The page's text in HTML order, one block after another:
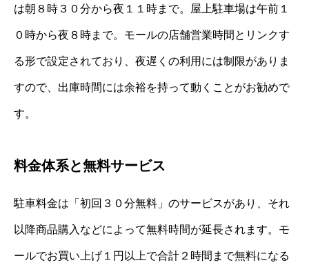
は朝８時３０分から夜１１時まで。屋上駐車場は午前１
０時から夜８時まで。モールの店舗営業時間とリンクす
る形で設定されており、夜遅くの利用には制限がありま
すので、出庫時間には余裕を持って動くことがお勧めで
す。
料金体系と無料サービス
駐車料金は「初回３０分無料」のサービスがあり、それ
以降商品購入などによって無料時間が延長されます。モ
ールでお買い上げ１円以上で合計２時間まで無料になる